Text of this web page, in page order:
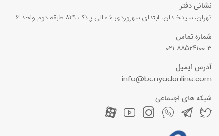
نشانی دفتر
تهران، سیدخندان، ابتدای سهروردی شمالی پلاک ۸۲۹ طبقه دوم واحد ۶
شماره تماس
۰۲۱-۸۸۵۲۴۱۰۰-۳
آدرس ایمیل
info@bonyadonline.com
شبکه های اجتماعی